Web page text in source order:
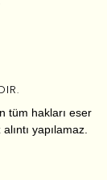
tüm hakları eser
yapılamaz.